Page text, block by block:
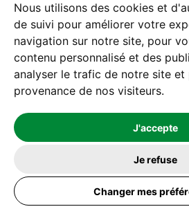
Nous utilisons des cookies et
de suivi pour améliorer votre
navigation sur notre site, pour
contenu personnalisé et des
analyser le trafic de notre site et
provenance de nos visiteurs.
J'accepte
Je refuse
Changer mes
Les
Nos
Nous contacter
2026 -© Les Editions l'Harmattan. Tous droits
Mentions légales